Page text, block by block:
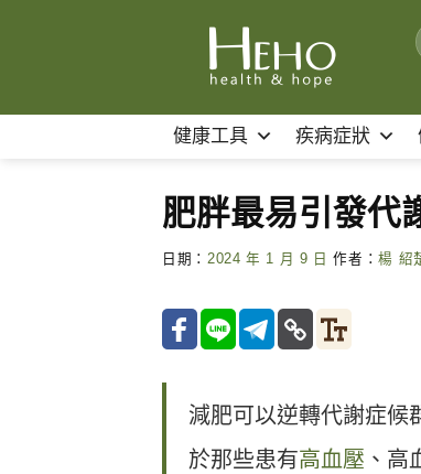
健康工具 疾病症狀
肥胖最易引發代
日期： 2024 年 1 月 9 日 作者：楊 紹
減肥可以逆轉代謝症候
於那些患有高血壓 、高